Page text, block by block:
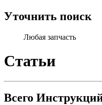
Уточнить поиск
Любая запчасть
Статьи
Всего